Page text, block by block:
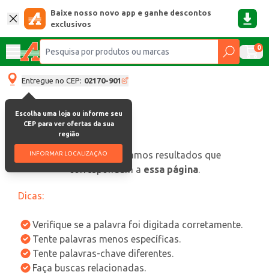
Baixe nosso novo app e ganhe descontos
exclusivos
0
Entregue no CEP: 02170-901
Escolha uma loja ou informe seu
CEP para ver ofertas da sua
região
INFORMAR LOCALIZAÇÃO
oops, não encontramos resultados que
correspondam a essa página.
Dicas:
Verifique se a palavra foi digitada corretamente.
Tente palavras menos específicas.
Tente palavras-chave diferentes.
Faça buscas relacionadas.